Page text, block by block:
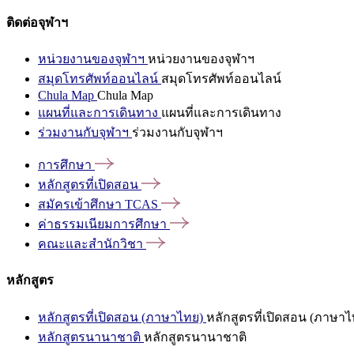
ติดต่อจุฬาฯ
หน่วยงานของจุฬาฯ หน่วยงานของจุฬาฯ
สมุดโทรศัพท์ออนไลน์ สมุดโทรศัพท์ออนไลน์
Chula Map Chula Map
แผนที่และการเดินทาง แผนที่และการเดินทาง
ร่วมงานกับจุฬาฯ ร่วมงานกับจุฬาฯ
การศึกษา
หลักสูตรที่เปิดสอน
สมัครเข้าศึกษา TCAS
ค่าธรรมเนียมการศึกษา
คณะและสำนักวิชา
หลักสูตร
หลักสูตรที่เปิดสอน (ภาษาไทย) หลักสูตรที่เปิดสอน (ภาษาไ
หลักสูตรนานาชาติ หลักสูตรนานาชาติ